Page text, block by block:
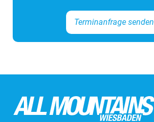
Terminanfrage senden